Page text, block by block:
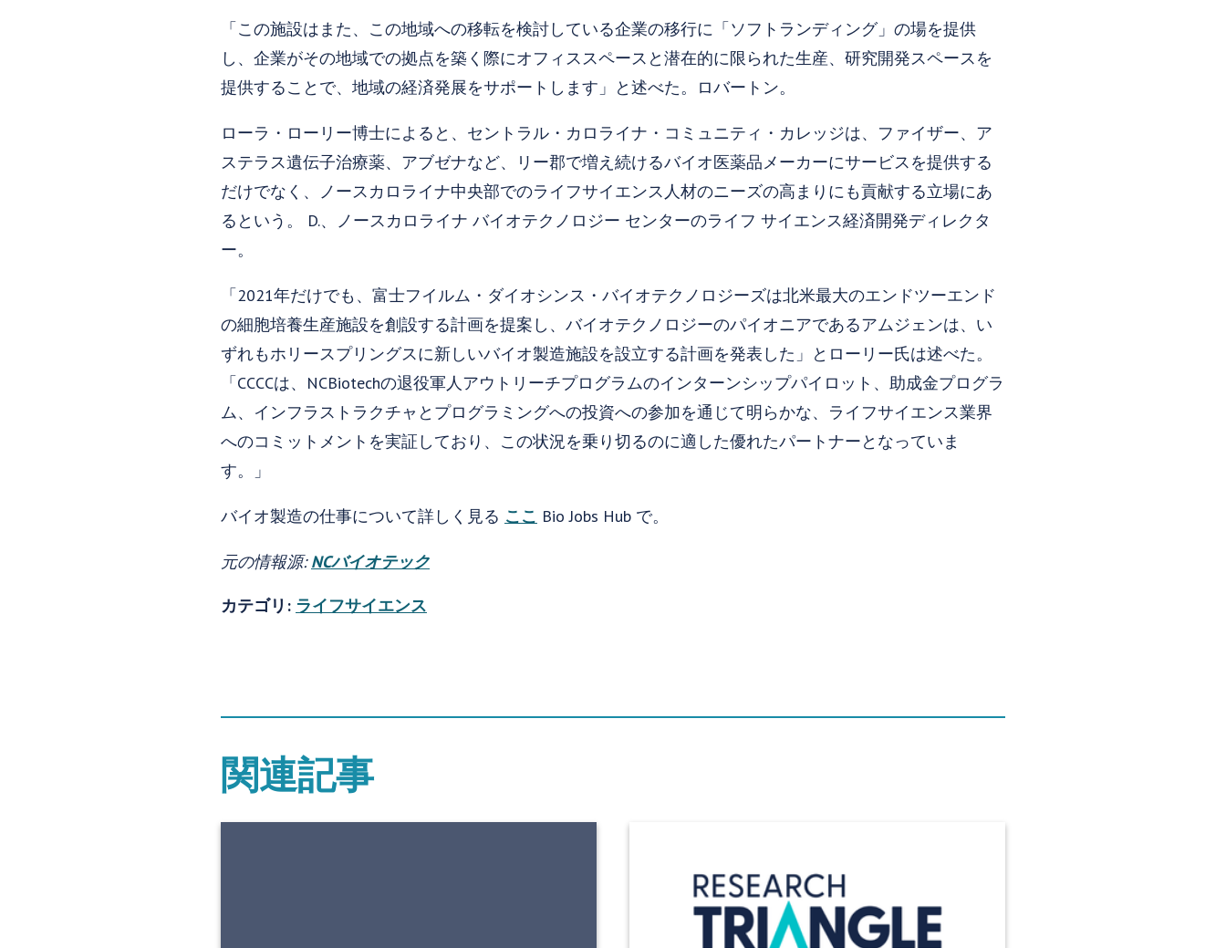
「この施設はまた、この地域への移転を検討している企業の移行に「ソフトランディング」の場を提供
し、企業がその地域での拠点を築く際にオフィススペースと潜在的に限られた生産、研究開発スペースを
提供することで、地域の経済発展をサポートします」と述べた。ロバートン。
ローラ・ローリー博士によると、セントラル・カロライナ・コミュニティ・カレッジは、ファイザー、ア
ステラス遺伝子治療薬、アブゼナなど、リー郡で増え続けるバイオ医薬品メーカーにサービスを提供する
だけでなく、ノースカロライナ中央部でのライフサイエンス人材のニーズの高まりにも貢献する立場にあ
るという。 D.、ノースカロライナ バイオテクノロジー センターのライフ サイエンス経済開発ディレクタ
ー。
「2021年だけでも、富士フイルム・ダイオシンス・バイオテクノロジーズは北米最大のエンドツーエンド
の細胞培養生産施設を創設する計画を提案し、バイオテクノロジーのパイオニアであるアムジェンは、い
ずれもホリースプリングスに新しいバイオ製造施設を設立する計画を発表した」とローリー氏は述べた。
「CCCCは、NCBiotechの退役軍人アウトリーチプログラムのインターンシップパイロット、助成金プログラ
ム、インフラストラクチャとプログラミングへの投資への参加を通じて明らかな、ライフサイエンス業界
へのコミットメントを実証しており、この状況を乗り切るのに適した優れたパートナーとなっていま
す。」
バイオ製造の仕事について詳しく見る ここ Bio Jobs Hub で。
元の情報源:NCバイオテック
カテゴリ: ライフサイエンス
関連記事